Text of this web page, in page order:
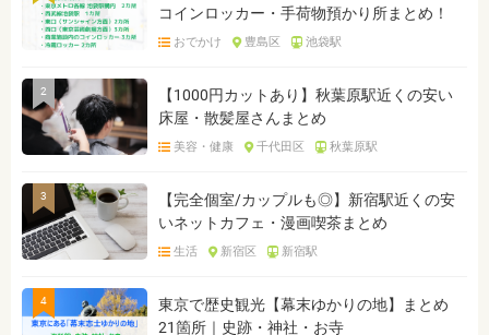
コインロッカー・手荷物預かり所まとめ！
おでかけ 豊島区 池袋駅
2
【1000円カットあり】秋葉原駅近くの安い
床屋・散髪屋さんまとめ
美容・健康 千代田区 秋葉原駅
3
【完全個室/カップルも◎】新宿駅近くの安
いネットカフェ・漫画喫茶まとめ
生活 新宿区 新宿駅
4
東京で歴史観光【幕末ゆかりの地】まとめ
21箇所｜史跡・神社・お寺